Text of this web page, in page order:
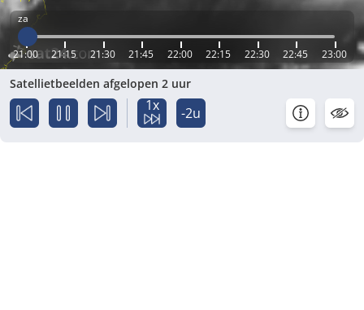
za
21:00 21:15 21:30 21:45 22:00 22:15 22:30 22:45 23:00
Satellietbeelden afgelopen 2 uur
1x -2u